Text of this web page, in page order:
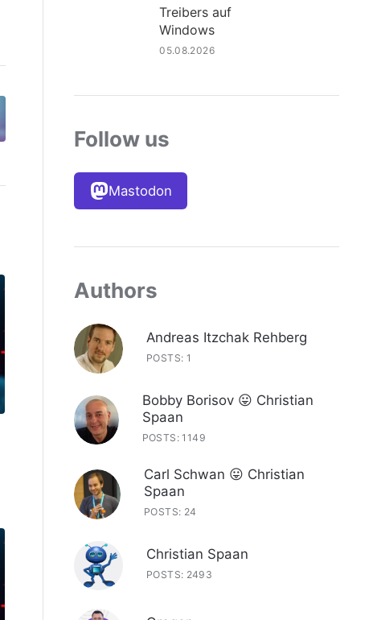
Treibers auf
Windows
05.08.2026
Follow us
Mastodon
Authors
Andreas Itzchak Rehberg
POSTS: 1
Bobby Borisov 😛 Christian
Spaan
POSTS: 1149
Carl Schwan 😛 Christian
Spaan
POSTS: 24
Christian Spaan
POSTS: 2493